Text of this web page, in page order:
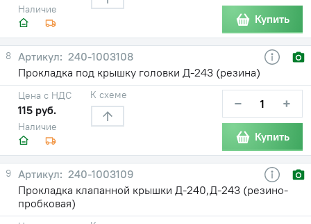
Наличие
Купить
8
240-1003108
Прокладка под крышку головки Д-243 (резина)
Наличие
Цена с НДС
115 руб.
К схеме − +
Купить
9
240-1003109
Прокладка клапанной крышки Д-240,Д-243 (резино-
пробковая)